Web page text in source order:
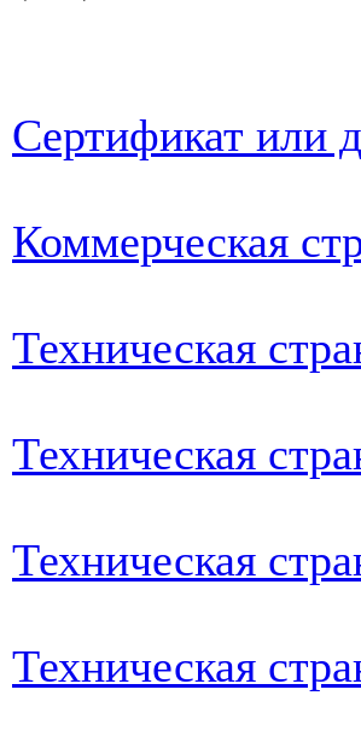
Сертификат или
Коммерческая
Техническая
Техническая
Техническая
Техническая